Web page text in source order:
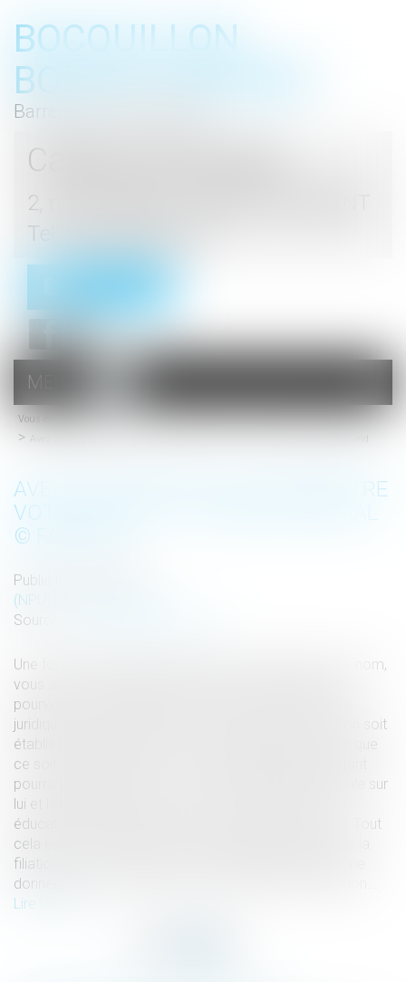
BOCQUILLON
BOESCH GROMEK
Barreau de Haute Marne
Cabinet d'avocats
2, rue du Palais - 52000 CHAUMONT
Tel : 03 25 03 05 62
menu
MENU
Vous êtes ici :
Avez-vous besoin de reconnaître votre enfant ? | Dossier Familial © FamVeld
AVEZ-VOUS BESOIN DE RECONNAÎTRE
VOTRE ENFANT ? | DOSSIER FAMILIAL
© FAMVELD
Publié le :
(NPU) Droit de la famille
Source :
Une fois la filiation établie, l’enfant pourra porter votre nom,
vous aurez l’autorité parentale sur lui et l’obligation de
pourvoir à son entretien et à son éducation. Pour être
juridiquement le parent d’un enfant, il faut que la filiation soit
établie. Cela peut passer par la reconnaissance, sans que
ce soit systématique. Une fois la filiation établie, l’enfant
pourra porter votre nom, vous aurez l’autorité parentale sur
lui et l’obligation de pourvoir à son entretien et à son
éducation. Cette filiation fait aussi de lui votre héritier. Tout
cela est vrai quel que soit le mode d’établissement de la
filiation car, en France, tous les enfants sont égaux. Une
donnée qui a son importance en matière de succession...
Lire la suite